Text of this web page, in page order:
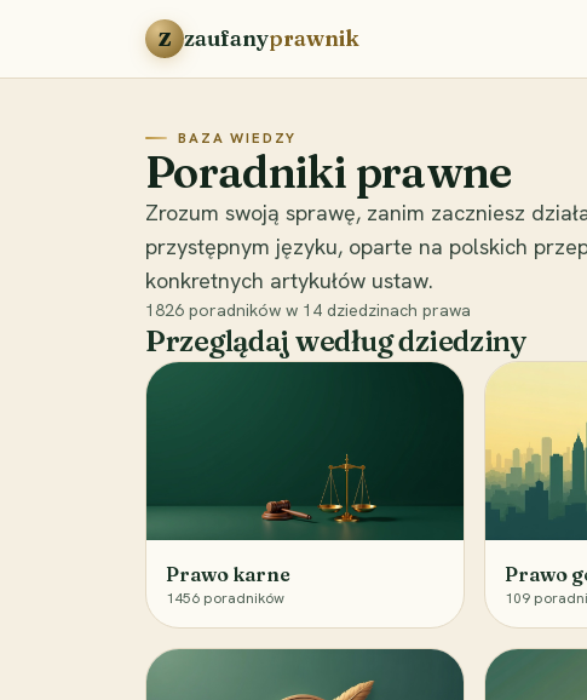
Przejdź do treści
Z zaufanyprawnik
BAZA WIEDZY
Poradniki prawne
Zrozum swoją sprawę, zanim zaczniesz
przystępnym języku, oparte na polskich
konkretnych artykułów ustaw.
1826 poradników w 14 dziedzinach prawa
Przeglądaj według dziedziny
Prawo karne
1456 poradników
Prawo
109